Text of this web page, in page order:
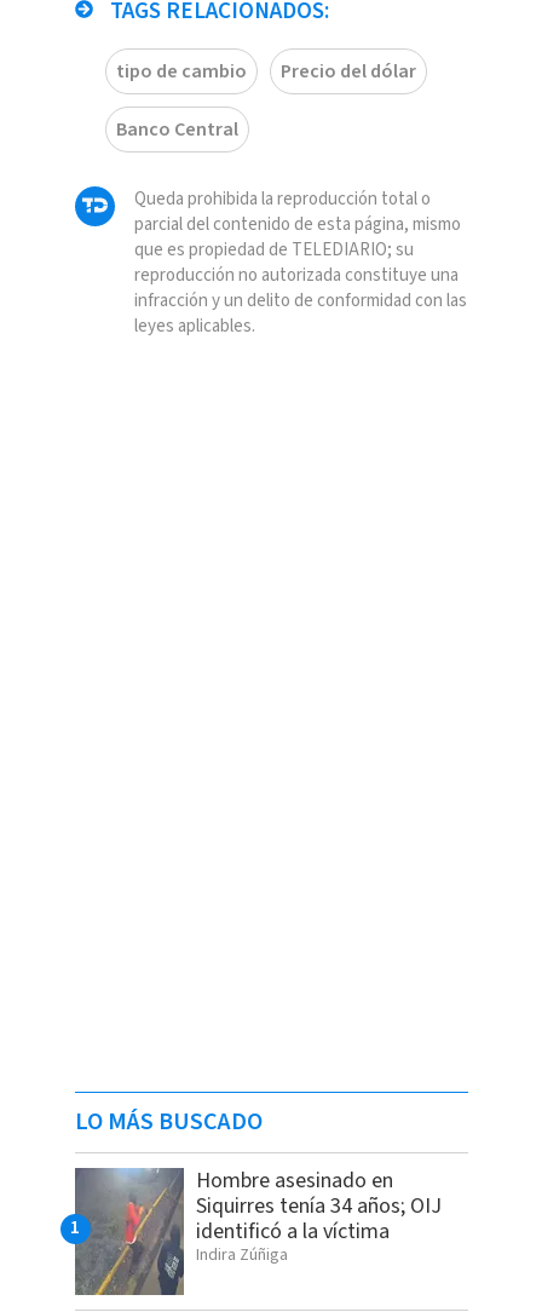
TAGS RELACIONADOS:
tipo de cambio Precio del dólar
Banco Central
Queda prohibida la reproducción total o
parcial del contenido de esta página, mismo
que es propiedad de TELEDIARIO; su
reproducción no autorizada constituye una
infracción y un delito de conformidad con las
leyes aplicables.
LO MÁS BUSCADO
Hombre asesinado en
Siquirres tenía 34 años; OIJ
identificó a la víctima
Indira Zúñiga